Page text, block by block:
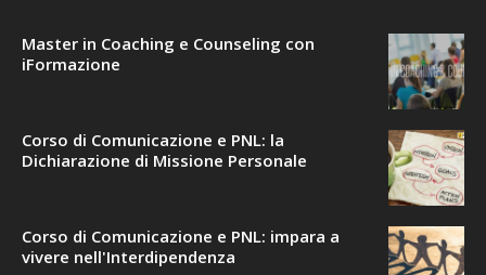
Master in Coaching e Counseling con
iFormazione
Corso di Comunicazione e PNL: la
Dichiarazione di Missione Personale
Corso di Comunicazione e PNL: impara a
vivere nell'Interdipendenza